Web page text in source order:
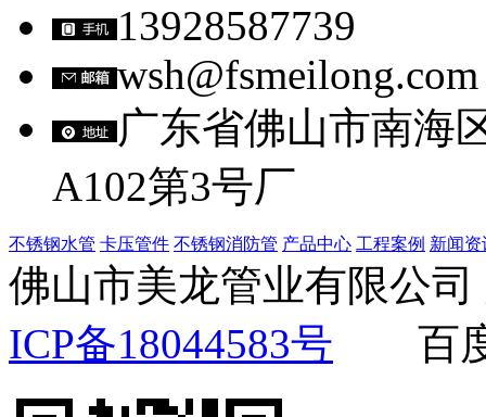
13928587739
wsh@fsmeilong.com
广东省佛山市南海
A102第3号厂
不锈钢水管 卡压管件 不锈钢消防管 产品中心 工程案例 新闻资
佛山市美龙管业有限
ICP备18044583号 百